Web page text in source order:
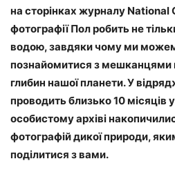
на сторінках журналу National
фотографії Пол робить не
водою, завдяки чому ми
познайомитися з мешканцями
глибин нашої планети. У
проводить близько 10 місяців
особистому архіві
фотографій дикої природи,
поділитися з вами.